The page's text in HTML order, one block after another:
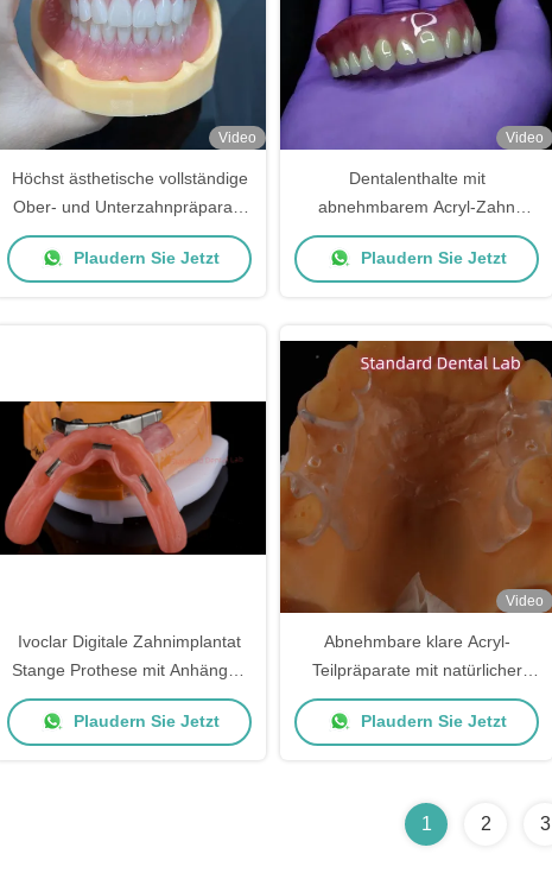
Video
Höchst ästhetische vollständige
Ober- und Unterzahnpräparate
aus Acryl
Plaudern Sie Jetzt
Video
Dentalenthalte mit
abnehmbarem Acryl-Zahn
Ivoclar Vollzähne Acryl-Zähne
Plaudern Sie Jetzt
Ivoclar Digitale Zahnimplantat
Stange Prothese mit Anhängen
Voll Akryl Prothese Titan
Implantat unterstützte
Plaudern Sie Jetzt
Video
Abnehmbare klare Acryl-
Teilpräparate mit natürlicher
Erscheinung
Plaudern Sie Jetzt
1 2 3